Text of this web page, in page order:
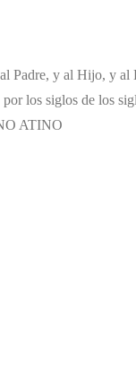
Padre, y al Hijo, y al
los siglos de los
ATINO